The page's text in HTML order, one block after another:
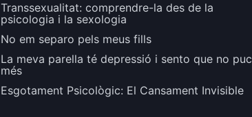
Transsexualitat: comprendre-la des de la
psicologia i la sexologia
No em separo pels meus fills
La meva parella té depressió i sento que no puc
més
Esgotament Psicològic: El Cansament Invisible